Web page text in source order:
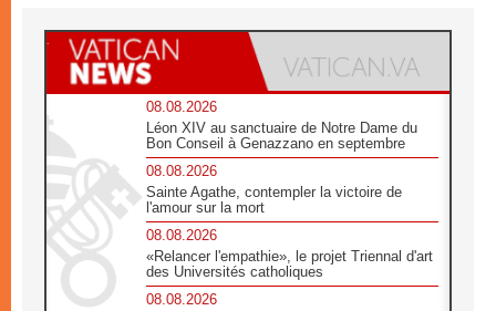
08.08.2026
Léon XIV au sanctuaire de Notre Dame du
Bon Conseil à Genazzano en septembre
08.08.2026
Sainte Agathe, contempler la victoire de
l'amour sur la mort
08.08.2026
«Relancer l'empathie», le projet Triennal d'art
des Universités catholiques
08.08.2026